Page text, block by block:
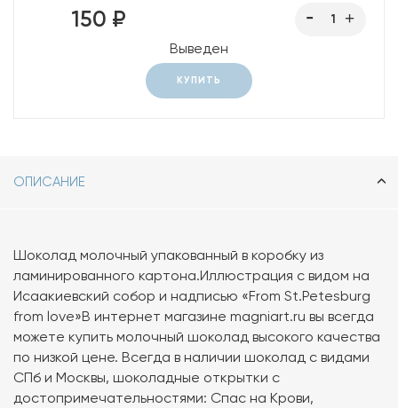
150 ₽
Выведен
КУПИТЬ
ОПИСАНИЕ
Шоколад молочный упакованный в коробку из
ламинированного картона.Иллюстрация с видом на
Исаакиевский собор и надписью «From St.Petesburg
from love»В интернет магазине magniart.ru вы всегда
можете купить молочный шоколад высокого качества
по низкой цене. Всегда в наличии шоколад с видами
СПб и Москвы, шоколадные открытки с
достопримечательностями: Спас на Крови,